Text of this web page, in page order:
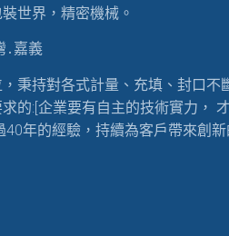
世界，精密機械。
․嘉義
秉持對各式計量、充填、封口不
的:[企業要有自主的技術實力，
40年的經驗，持續為客戶帶來創